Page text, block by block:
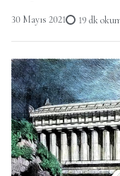
30 Mayıs 2021 19 dk